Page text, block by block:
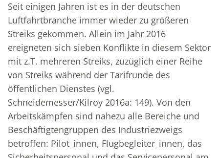
Seit einigen Jahren ist es in der deutschen
Luftfahrtbranche immer wieder zu größeren
Streiks gekommen. Allein im Jahr 2016
ereigneten sich sieben Konflikte in diesem Sektor
mit z.T. mehreren Streiks, zuzüglich einer Reihe
von Streiks während der Tarifrunde des
öffentlichen Dienstes (vgl.
Schneidemesser/Kilroy 2016a: 149). Von den
Arbeitskämpfen sind nahezu alle Bereiche und
Beschäftigtengruppen des Industriezweigs
betroffen: Pilot_innen, Flugbegleiter_innen, das